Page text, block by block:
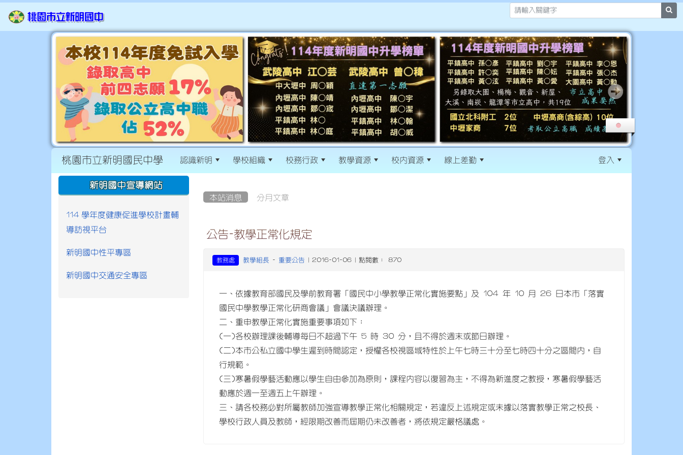
桃園市立新明國民中學 認識新明 學校組織 校務行政 教學資源 校內資源 線上差勤 登入
本站消息 分月文章
公告-教學正常化規定
教務處 教學組長 - 重要公告 | 2016-01-06 | 點閱數： 870
一、依據教育部國民及學前教育署「國民中小學教學正常化實施要點」及 104 年 10 月 26 日本市「落實
國民中學教學正常化研商會議」會議決議辦理。
二、重申教學正常化實施重要事項如下：
(一)各校辦理課後輔導每日不超過下午 5 時 30 分，且不得於週末或節日辦理。
(二)本市公私立國中學生遲到時間認定，授權各校視區域特性於上午七時三十分至七時四十分之區間內，自
行規範。
(三)寒暑假學藝活動應以學生自由參加為原則，課程內容以復習為主，不得為新進度之教授，寒暑假學藝活
動應於週一至週五上午辦理。
三、請各校務必對所屬教師加強宣導教學正常化相關規定，若違反上述規定或未據以落實教學正常之校長、
學校行政人員及教師，經限期改善而屆期仍未改善者，將依規定嚴格議處。
:::
新明國中宣導網站
114 學年度健康促進學校計畫輔
導訪視平台
新明國中性平專區
新明國中交通安全專區